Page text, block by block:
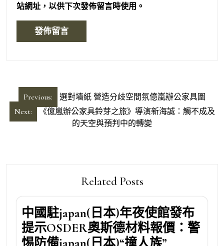
站網址，以供下次發佈留言時使用。
章
導
Previous:
選對墻紙 營造分歧空間氛億嵐辦公家具圍
Next:
《億嵐辦公家具鈴芽之旅》導演新海誠：觸不成及
的天空與預判中的轉變
Related Posts
中國駐japan(日本)年夜使館發布
提示OSDER奧斯德材料報價：警
惕防備japan(日本)“撞人族”